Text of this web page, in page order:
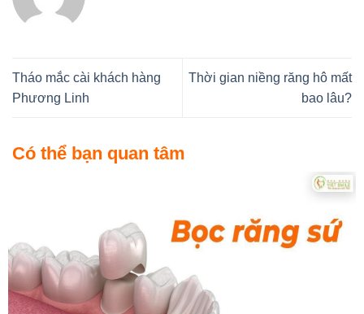
Tháo mắc cài khách hàng
Phương Linh
Thời gian niềng răng hô mất
bao lâu?
Có thể bạn quan tâm